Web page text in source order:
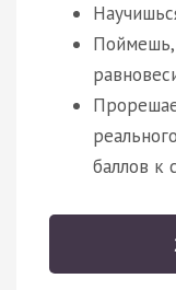
баллов к